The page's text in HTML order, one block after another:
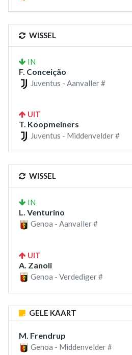
WISSEL
IN
F. Conceição
Juventus - Aanvaller #
UIT
T. Koopmeiners
Juventus - Middenvelder #
WISSEL
IN
L. Venturino
Genoa - Aanvaller #
UIT
A. Zanoli
Genoa - Verdediger #
GELE KAART
M. Frendrup
Genoa - Middenvelder #